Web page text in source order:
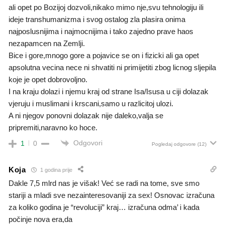
ali opet po Bozijoj dozvoli,nikako mimo nje,svu tehnologiju ili
ideje transhumanizma i svog ostalog zla plasira onima
najposlusnijima i najmocnijima i tako zajedno prave haos
nezapamcen na Zemlji.
Bice i gore,mnogo gore a pojavice se on i fizicki ali ga opet
apsolutna vecina nece ni shvatiti ni primijetiti zbog licnog sljepila
koje je opet dobrovoljno.
I na kraju dolazi i njemu kraj od strane Isa/Isusa u ciji dolazak
vjeruju i muslimani i krscani,samo u razlicitoj ulozi.
A ni njegov ponovni dolazak nije daleko,valja se
pripremiti,naravno ko hoce.
1 0 Odgovori Pogledaj odgovore (12)
Koja 1 godina prije
Dakle 7,5 mlrd nas je višak! Već se radi na tome, sve smo
stariji a mladi sve nezainteresovaniji za sex! Osnovac izračuna
za koliko godina je “revoluciji” kraj… izračuna odma’ i kada
počinje nova era,da